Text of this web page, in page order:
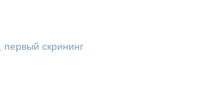
скрининг